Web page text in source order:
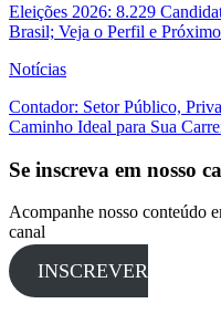
Eleições 2026: 8.229
Brasil; Veja o Perfil e
Notícias
Contador: Setor Público,
Caminho Ideal para Sua
Se inscreva em nosso
Acompanhe nosso conteúdo
canal
INSCREVER